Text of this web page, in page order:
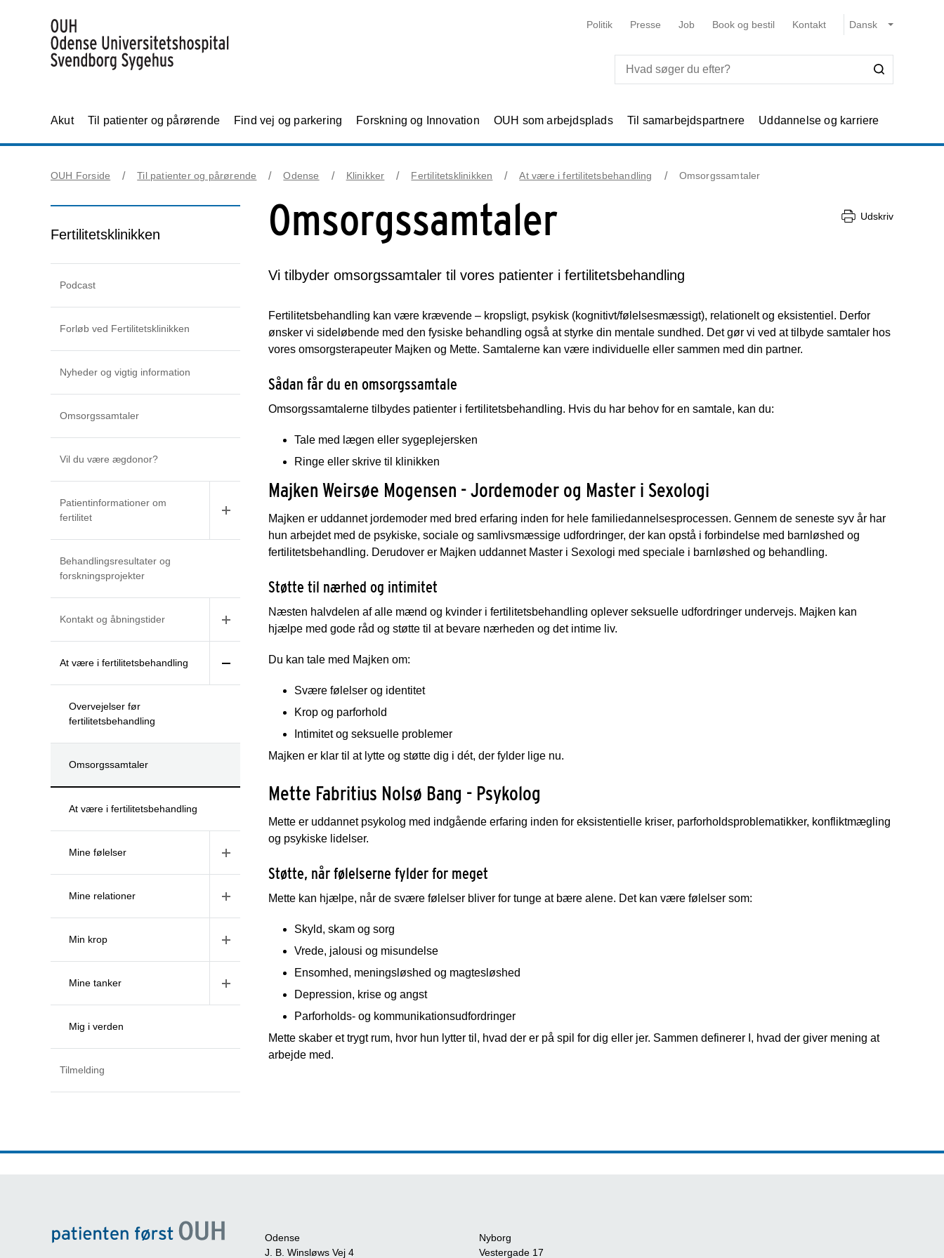
Politik Presse Job Book og bestil Kontakt
Akut Til patienter og pårørende Find vej og parkering Forskning og Innovation OUH som arbejdsplads Til samarbejdspartnere Uddannelse og karriere
OUH Forside Til patienter og pårørende Odense Klinikker Fertilitetsklinikken At være i fertilitetsbehandling Omsorgssamtaler
Fertilitetsklinikken
Podcast
Forløb ved Fertilitetsklinikken
Nyheder og vigtig information
Omsorgssamtaler
Vil du være ægdonor?
Patientinformationer om
fertilitet
Behandlingsresultater og
forskningsprojekter
Kontakt og åbningstider
At være i fertilitetsbehandling
Overvejelser før
fertilitetsbehandling
Omsorgssamtaler
At være i fertilitetsbehandling
Mine følelser
Mine relationer
Min krop
Mine tanker
Mig i verden
Tilmelding
Omsorgssamtaler Udskriv
Vi tilbyder omsorgssamtaler til vores patienter i fertilitetsbehandling
Fertilitetsbehandling kan være krævende – kropsligt, psykisk (kognitivt/følelsesmæssigt), relationelt og eksistentiel. Derfor
ønsker vi sideløbende med den fysiske behandling også at styrke din mentale sundhed. Det gør vi ved at tilbyde samtaler hos
vores omsorgsterapeuter Majken og Mette. Samtalerne kan være individuelle eller sammen med din partner.
Sådan får du en omsorgssamtale
Omsorgssamtalerne tilbydes patienter i fertilitetsbehandling. Hvis du har behov for en samtale, kan du:
Tale med lægen eller sygeplejersken
Ringe eller skrive til klinikken
Majken Weirsøe Mogensen - Jordemoder og Master i Sexologi
Majken er uddannet jordemoder med bred erfaring inden for hele familiedannelsesprocessen. Gennem de seneste syv år har
hun arbejdet med de psykiske, sociale og samlivsmæssige udfordringer, der kan opstå i forbindelse med barnløshed og
fertilitetsbehandling. Derudover er Majken uddannet Master i Sexologi med speciale i barnløshed og behandling.
Støtte til nærhed og intimitet
Næsten halvdelen af alle mænd og kvinder i fertilitetsbehandling oplever seksuelle udfordringer undervejs. Majken kan
hjælpe med gode råd og støtte til at bevare nærheden og det intime liv.
Du kan tale med Majken om:
Svære følelser og identitet
Krop og parforhold
Intimitet og seksuelle problemer
Majken er klar til at lytte og støtte dig i dét, der fylder lige nu.
Mette Fabritius Nolsø Bang - Psykolog
Mette er uddannet psykolog med indgående erfaring inden for eksistentielle kriser, parforholdsproblematikker, konfliktmægling
og psykiske lidelser.
Støtte, når følelserne fylder for meget
Mette kan hjælpe, når de svære følelser bliver for tunge at bære alene. Det kan være følelser som:
Skyld, skam og sorg
Vrede, jalousi og misundelse
Ensomhed, meningsløshed og magtesløshed
Depression, krise og angst
Parforholds- og kommunikationsudfordringer
Mette skaber et trygt rum, hvor hun lytter til, hvad der er på spil for dig eller jer. Sammen definerer I, hvad der giver mening at
arbejde med.
Odense
J. B. Winsløws Vej 4
Nyborg
Vestergade 17